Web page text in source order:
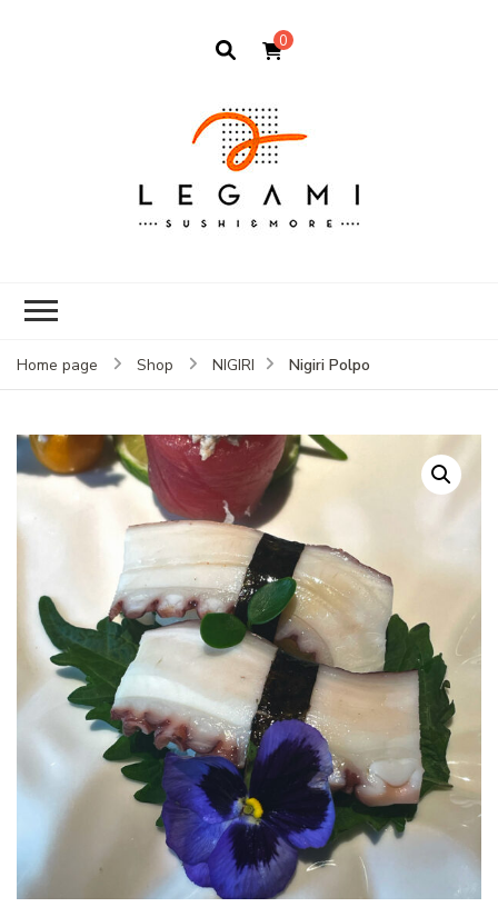
0
Home page Shop NIGIRI Nigiri Polpo